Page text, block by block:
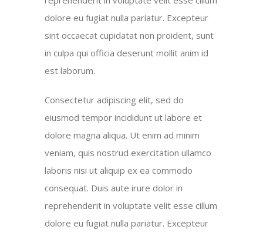
dolore eu fugiat nulla pariatur. Excepteur
sint occaecat cupidatat non proident, sunt
in culpa qui officia deserunt mollit anim id
est laborum.
Consectetur adipiscing elit, sed do
eiusmod tempor incididunt ut labore et
dolore magna aliqua. Ut enim ad minim
veniam, quis nostrud exercitation ullamco
laboris nisi ut aliquip ex ea commodo
consequat. Duis aute irure dolor in
reprehenderit in voluptate velit esse cillum
dolore eu fugiat nulla pariatur. Excepteur